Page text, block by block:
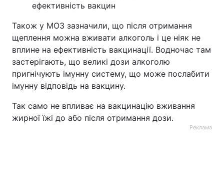
ефективність вакцин
Також у МОЗ зазначили, що після отримання
щеплення можна вживати алкоголь і це ніяк не
вплине на ефективність вакцинації. Водночас там
застерігають, що великі дози алкоголю
пригнічують імунну систему, що може послабити
імунну відповідь на вакцину.
Так само не впливає на вакцинацію вживання
жирної їжі до або після отримання дози.
Реклама